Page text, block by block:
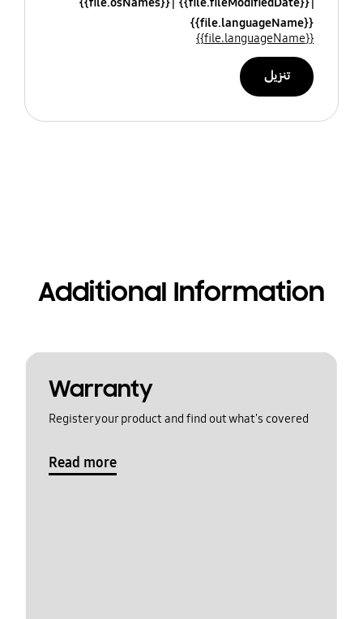
{{file.languageName}}
{{file.languageName}}
تنزيل
Additional Information
Warranty
Register your product and find out what's covered
Read more